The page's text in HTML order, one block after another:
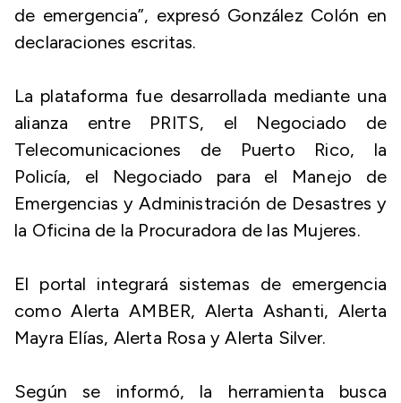
de emergencia”, expresó González Colón en
declaraciones escritas.
La plataforma fue desarrollada mediante una
alianza entre PRITS, el Negociado de
Telecomunicaciones de Puerto Rico, la
Policía, el Negociado para el Manejo de
Emergencias y Administración de Desastres y
la Oficina de la Procuradora de las Mujeres.
El portal integrará sistemas de emergencia
como Alerta AMBER, Alerta Ashanti, Alerta
Mayra Elías, Alerta Rosa y Alerta Silver.
Según se informó, la herramienta busca